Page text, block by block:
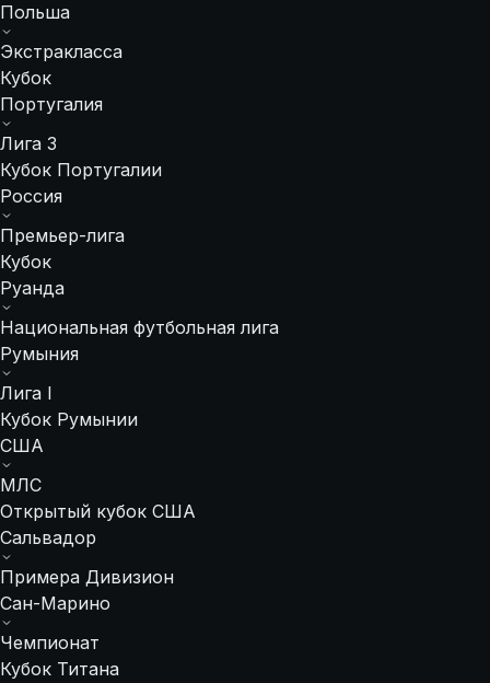
Польша
Экстракласса
Кубок
Португалия
Лига 3
Кубок Португалии
Россия
Премьер-лига
Кубок
Руанда
Национальная футбольная лига
Румыния
Лига I
Кубок Румынии
США
МЛС
Открытый кубок США
Сальвадор
Примера Дивизион
Сан-Марино
Чемпионат
Кубок Титана